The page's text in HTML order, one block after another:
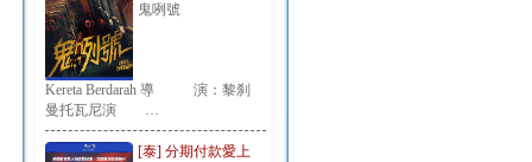
鬼咧號
Kereta Berdarah 導 演：黎刹
曼托瓦尼演 …
[泰] 分期付款愛上